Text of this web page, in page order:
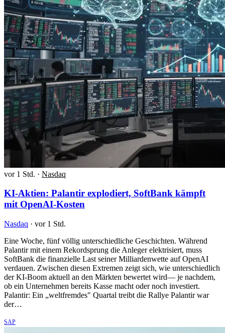
vor 1 Std. · Nasdaq
KI-Aktien: Palantir explodiert, SoftBank kämpft
mit OpenAI-Kosten
Nasdaq · vor 1 Std.
Eine Woche, fünf völlig unterschiedliche Geschichten. Während
Palantir mit einem Rekordsprung die Anleger elektrisiert, muss
SoftBank die finanzielle Last seiner Milliardenwette auf OpenAI
verdauen. Zwischen diesen Extremen zeigt sich, wie unterschiedlich
der KI-Boom aktuell an den Märkten bewertet wird— je nachdem,
ob ein Unternehmen bereits Kasse macht oder noch investiert.
Palantir: Ein „weltfremdes" Quartal treibt die Rallye Palantir war
der…
SAP